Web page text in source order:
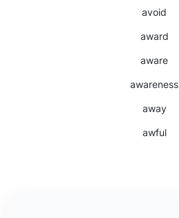
avoid
award
aware
awareness
away
awful